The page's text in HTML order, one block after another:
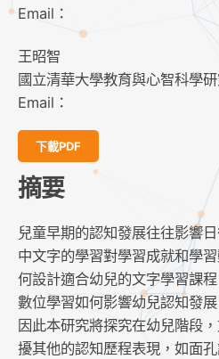
Email：
王昭智
國立清華大學教育與心智科學
Email：
下載PDF
摘要
兒童早期的認知發展往往影響
中文字的學習對學習成就和學
何設計適合幼兒的文字學習課
數位學習如何影響幼兒認知發
因此本研究將探究在幼兒階段
擾其他的認知歷程表現，如面